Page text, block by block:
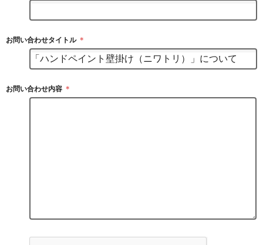
お問い合わせタイトル ＊
お問い合わせ内容 ＊